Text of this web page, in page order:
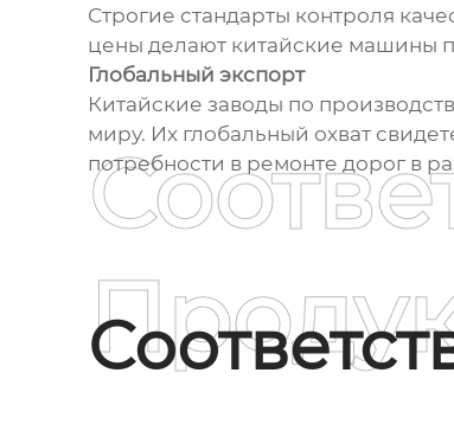
Строгие стандарты контроля
цены делают китайские машины
Глобальный экспорт
Китайские заводы по
миру. Их глобальный охват
потребности в ремонте дорог в